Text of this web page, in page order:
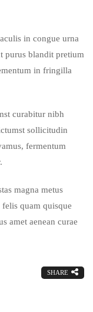
in congue urna
purus blandit pretium
in fringilla
curabitur nibh
sollicitudin
fermentum
magna metus
quam quisque
amet aenean curae
SHARE